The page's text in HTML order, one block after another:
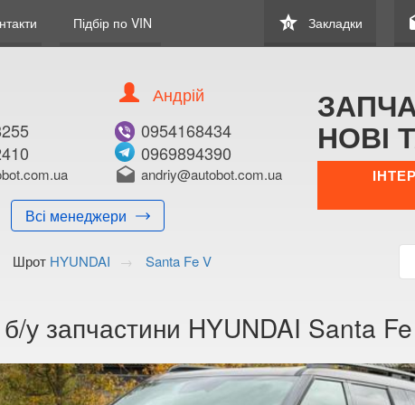
Підбір по VIN star
0 Закладки
Всі менеджери
Андрій
0954168434
0969894390
drafts andriy@autobot.com.ua
НОВІ
Шрот HYUNDAI
Santa Fe V
у запчастини HYUNDAI Santa